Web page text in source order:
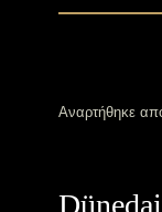
Αναρτήθηκε